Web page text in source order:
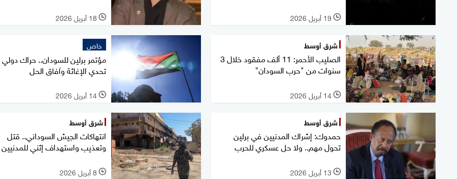
l 19 أبريل 2026 l 18 أبريل 2026
شرق أوسط
الصليب الأحمر: 11 ألف مفقود خلال 3
سنوات من "حرب السودان"
l 14 أبريل 2026
خاص
مؤتمر برلين للسودان.. حراك
تحدي الإغاثة وآفاق الحل
l 14 أبريل 2026
شرق أوسط
حمدوك: إشراك المدنيين في برلين
تحول مهم.. ولا حل عسكري للحرب
l 13 أبريل 2026
شرق أوسط
انتهاكات الجيش السوداني.. قتل
وتعذيب واستهداف إثني للمدنيين
l 8 أبريل 2026